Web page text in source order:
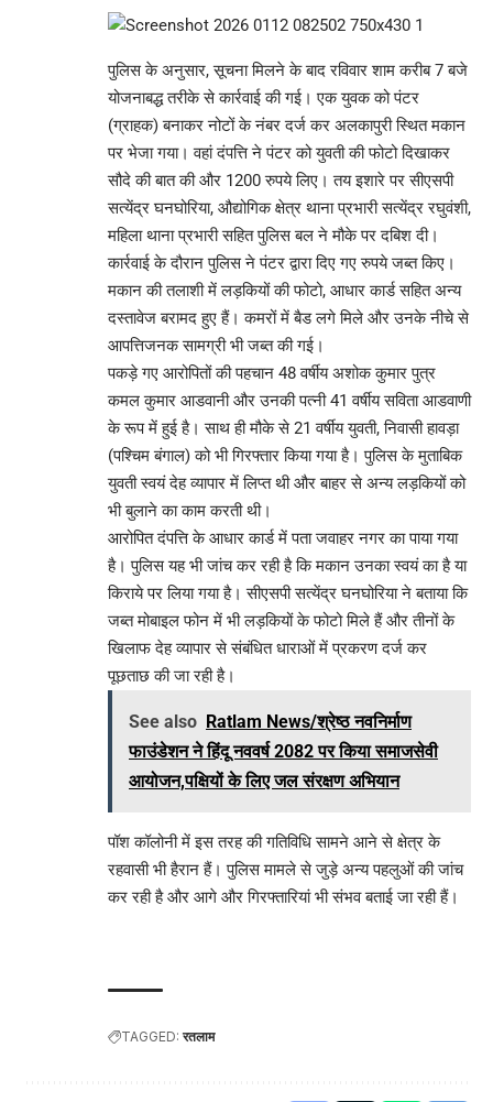
पुलिस के अनुसार, सूचना मिलने के बाद रविवार शाम करीब 7 बजे
योजनाबद्ध तरीके से कार्रवाई की गई। एक युवक को पंटर
(ग्राहक) बनाकर नोटों के नंबर दर्ज कर अलकापुरी स्थित मकान
पर भेजा गया। वहां दंपत्ति ने पंटर को युवती की फोटो दिखाकर
सौदे की बात की और 1200 रुपये लिए। तय इशारे पर सीएसपी
सत्येंद्र घनघोरिया, औद्योगिक क्षेत्र थाना प्रभारी सत्येंद्र रघुवंशी,
महिला थाना प्रभारी सहित पुलिस बल ने मौके पर दबिश दी।
कार्रवाई के दौरान पुलिस ने पंटर द्वारा दिए गए रुपये जब्त किए।
मकान की तलाशी में लड़कियों की फोटो, आधार कार्ड सहित अन्य
दस्तावेज बरामद हुए हैं। कमरों में बैड लगे मिले और उनके नीचे से
आपत्तिजनक सामग्री भी जब्त की गई।
पकड़े गए आरोपितों की पहचान 48 वर्षीय अशोक कुमार पुत्र
कमल कुमार आडवानी और उनकी पत्नी 41 वर्षीय सविता आडवाणी
के रूप में हुई है। साथ ही मौके से 21 वर्षीय युवती, निवासी हावड़ा
(पश्चिम बंगाल) को भी गिरफ्तार किया गया है। पुलिस के मुताबिक
युवती स्वयं देह व्यापार में लिप्त थी और बाहर से अन्य लड़कियों को
भी बुलाने का काम करती थी।
आरोपित दंपत्ति के आधार कार्ड में पता जवाहर नगर का पाया गया
है। पुलिस यह भी जांच कर रही है कि मकान उनका स्वयं का है या
किराये पर लिया गया है। सीएसपी सत्येंद्र घनघोरिया ने बताया कि
जब्त मोबाइल फोन में भी लड़कियों के फोटो मिले हैं और तीनों के
खिलाफ देह व्यापार से संबंधित धाराओं में प्रकरण दर्ज कर
पूछताछ की जा रही है।
See also Ratlam News/श्रेष्ठ नवनिर्माण
फाउंडेशन ने हिंदू नववर्ष 2082 पर किया समाजसेवी
आयोजन,पक्षियों के लिए जल संरक्षण अभियान
पॉश कॉलोनी में इस तरह की गतिविधि सामने आने से क्षेत्र के
रहवासी भी हैरान हैं। पुलिस मामले से जुड़े अन्य पहलुओं की जांच
कर रही है और आगे और गिरफ्तारियां भी संभव बताई जा रही हैं।
TAGGED: रतलाम